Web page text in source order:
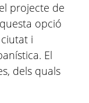
projecte de
opció
i
El
dels quals